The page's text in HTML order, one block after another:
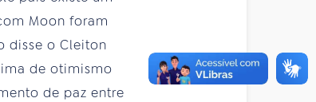
Moon foram
disse o Cleiton
de otimismo
de paz entre